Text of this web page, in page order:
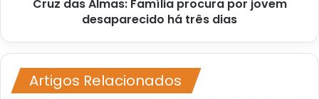
Cruz das Almas: Família procura por jovem
desaparecido há três dias
Artigos Relacionados